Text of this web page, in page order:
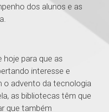
dos alunos e as
hoje para que as
interesse e
o advento da tecnologia
as bibliotecas têm que
que também